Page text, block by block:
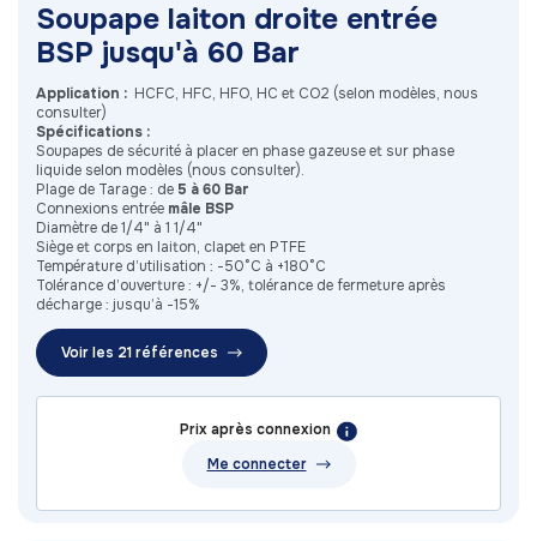
Soupape laiton droite entrée
BSP jusqu'à 60 Bar
Application : HCFC, HFC, HFO, HC et CO2 (selon modèles, nous
consulter)
Spécifications :
Soupapes de sécurité à placer en phase gazeuse et sur phase
liquide selon modèles (nous consulter).
Plage de Tarage : de 5 à 60 Bar
Connexions entrée mâle BSP
Diamètre de 1/4" à 1 1/4"
Siège et corps en laiton, clapet en PTFE
Température d’utilisation : -50°C à +180°C
Tolérance d’ouverture : +/- 3%, tolérance de fermeture après
décharge : jusqu’à -15%
Voir les 21 références
Prix après connexion
Me connecter